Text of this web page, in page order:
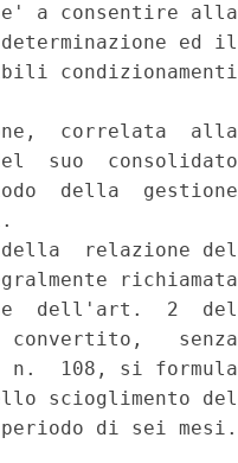
a consentire alla
ed il
condizionamenti
correlata  alla
suo  consolidato
della  gestione
relazione del
richiamata
dell'art.  2  del
convertito,   senza
n.  108, si formula
scioglimento del
di sei mesi.